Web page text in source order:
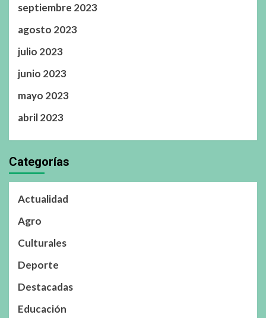
septiembre 2023
agosto 2023
julio 2023
junio 2023
mayo 2023
abril 2023
Categorías
Actualidad
Agro
Culturales
Deporte
Destacadas
Educación